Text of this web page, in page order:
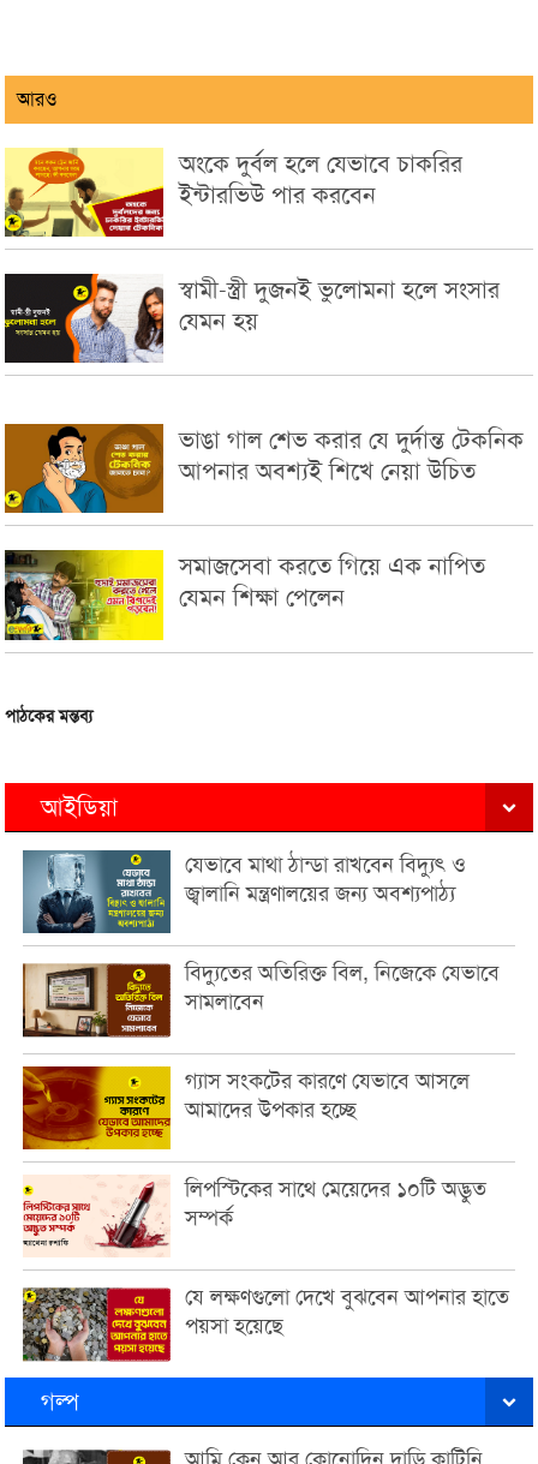
আরও
অংকে দুর্বল হলে যেভাবে চাকরির
ইন্টারভিউ পার করবেন
স্বামী-স্ত্রী দুজনই ভুলোমনা হলে সংসার
যেমন হয়
ভাঙা গাল শেভ করার যে দুর্দান্ত টেকনিক
আপনার অবশ্যই শিখে নেয়া উচিত
সমাজসেবা করতে গিয়ে এক নাপিত
যেমন শিক্ষা পেলেন
পাঠকের মন্তব্য
আইডিয়া
যেভাবে মাথা ঠান্ডা রাখবেন বিদ্যুৎ ও
জ্বালানি মন্ত্রণালয়ের জন্য অবশ্যপাঠ্য
বিদ্যুতের অতিরিক্ত বিল, নিজেকে যেভাবে
সামলাবেন
গ্যাস সংকটের কারণে যেভাবে আসলে
আমাদের উপকার হচ্ছে
লিপস্টিকের সাথে মেয়েদের ১০টি অদ্ভুত
সম্পর্ক
যে লক্ষণগুলো দেখে বুঝবেন আপনার হাতে
পয়সা হয়েছে
গল্প